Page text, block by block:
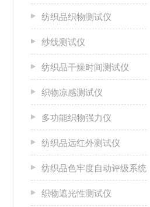
纺织品织物测试仪
纱线测试仪
纺织品干燥时间测试仪
织物凉感测试仪
多功能织物强力仪
纺织品远红外测试仪
纺织品色牢度自动评级系统
织物遮光性测试仪